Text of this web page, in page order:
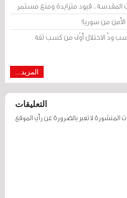
المقدسة.. قيود متزايدة ومنع مستمر
من سوريا!
ودّ الاحتلال أوْلى من كسب ثقة
المزيد...
التعليقات
المنشورة لا تعبر بالضرورة عن رأي الموقع